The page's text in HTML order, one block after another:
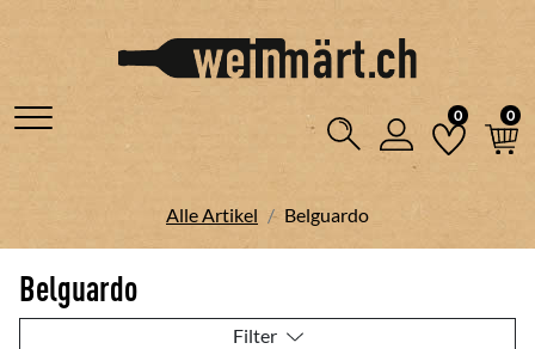
0 0
Alle Artikel Belguardo
Belguardo
Filter